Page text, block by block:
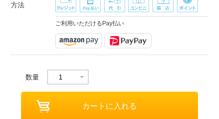
方法
ご利用いただけるPay払い
数量